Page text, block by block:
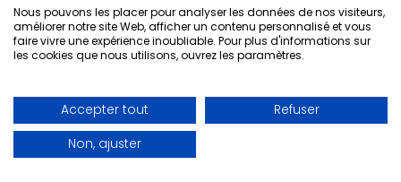
A Propos
Créées à l'aube du XXIème siècle, les Éditions Musicales
Nous pouvons les placer pour analyser les données de nos visiteurs,
améliorer notre site Web, afficher un contenu personnalisé et vous
faire vivre une expérience inoubliable. Pour plus d'informations sur
les cookies que nous utilisons, ouvrez les paramètres.
Accepter tout
Refuser
Non, ajuster